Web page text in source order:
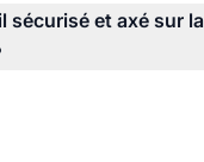
sécurisé et axé sur la